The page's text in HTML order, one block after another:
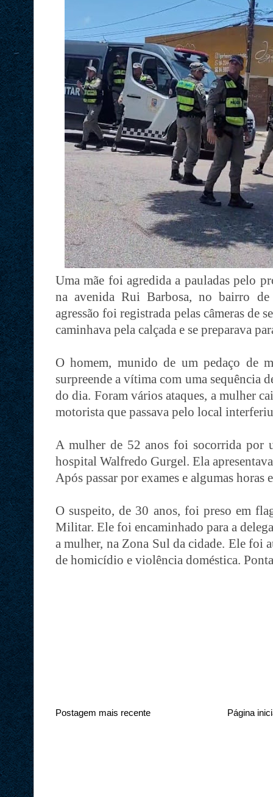
Uma mãe foi agredida a pauladas pelo
na avenida Rui Barbosa, no bairro
agressão foi registrada pelas câmeras de
caminhava pela calçada e se preparava
O homem, munido de um pedaço de
surpreende a vítima com uma sequência
do dia. Foram vários ataques, a mulher
motorista que passava pelo local
A mulher de 52 anos foi socorrida por
hospital Walfredo Gurgel. Ela
Após passar por exames e algumas horas
O suspeito, de 30 anos, foi preso em
Militar. Ele foi encaminhado para a
a mulher, na Zona Sul da cidade. Ele foi
de homicídio e violência doméstica.
Postagem mais recente Página